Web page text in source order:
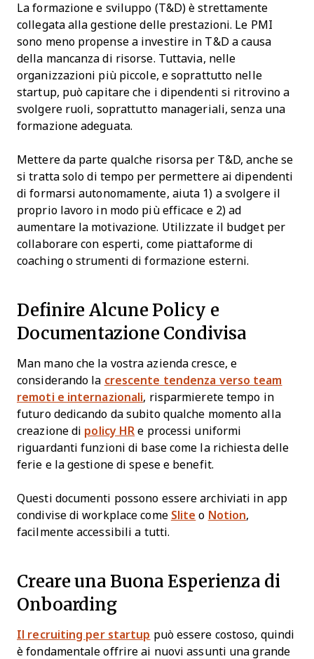
La formazione e sviluppo (T&D) è strettamente
collegata alla gestione delle prestazioni. Le PMI
sono meno propense a investire in T&D a causa
della mancanza di risorse. Tuttavia, nelle
organizzazioni più piccole, e soprattutto nelle
startup, può capitare che i dipendenti si ritrovino a
svolgere ruoli, soprattutto manageriali, senza una
formazione adeguata.
Mettere da parte qualche risorsa per T&D, anche se
si tratta solo di tempo per permettere ai dipendenti
di formarsi autonomamente, aiuta 1) a svolgere il
proprio lavoro in modo più efficace e 2) ad
aumentare la motivazione. Utilizzate il budget per
collaborare con esperti, come piattaforme di
coaching o strumenti di formazione esterni.
Definire Alcune Policy e
Documentazione Condivisa
Man mano che la vostra azienda cresce, e
considerando la crescente tendenza verso team
remoti e internazionali, risparmierete tempo in
futuro dedicando da subito qualche momento alla
creazione di policy HR e processi uniformi
riguardanti funzioni di base come la richiesta delle
ferie e la gestione di spese e benefit.
Questi documenti possono essere archiviati in app
condivise di workplace come Slite o Notion,
facilmente accessibili a tutti.
Creare una Buona Esperienza di
Onboarding
Il recruiting per startup può essere costoso, quindi
è fondamentale offrire ai nuovi assunti una grande